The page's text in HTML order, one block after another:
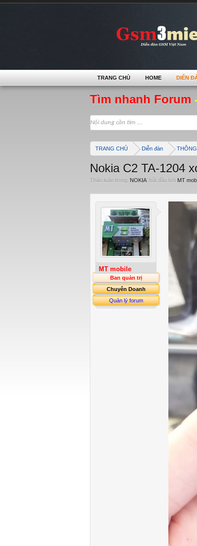
Tìm nhanh Forum
TRANG CHỦ Diễn đàn
Nokia C2 TA-1204
Thảo luận trong 'NOKIA' bắt đầu bởi MT
MT mobile
Ban quản trị
Chuyên Doanh
Quản lý forum
TRANG CHỦ HOME DIỄN